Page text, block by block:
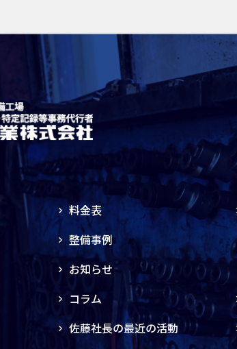
料金表
整備事例
お知らせ
コラム
佐藤社長の最近の活動